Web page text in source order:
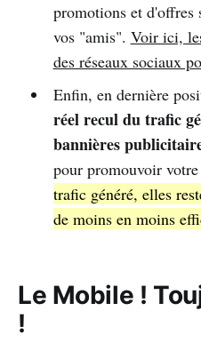
promotions et d'offres
vos "amis". Voir ici,
des réseaux sociaux
Enfin, en dernière
réel recul du trafic
bannières
pour promouvoir
trafic généré, elles
de moins en moins
Le Mobile !
!